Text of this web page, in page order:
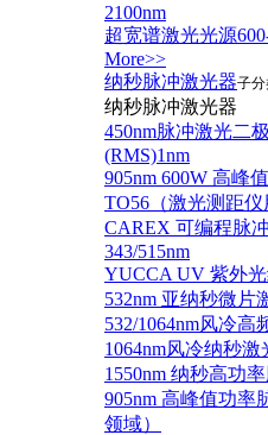
2100nm
超宽谱激光光源
More>>
纳秒脉冲激光器子
纳秒脉冲激光器
450nm脉冲激光二
(RMS)1nm
905nm 600W 高峰
TO56（激光测距仪
CAREX 可编程脉
343/515nm
YUCCA UV 紫外光
532nm 亚纳秒微片
532/1064nm风冷高
1064nm风冷纳秒激
1550nm 纳秒高功
905nm 高峰值功率
领域）